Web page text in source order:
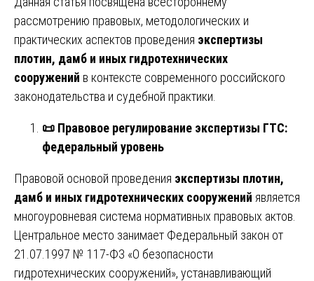
рассмотрению правовых, методологических и
практических аспектов проведения экспертизы
плотин, дамб и иных гидротехнических
сооружений в контексте современного российского
законодательства и судебной практики.
📜 Правовое регулирование экспертизы ГТС:
федеральный уровень
Правовой основой проведения экспертизы плотин,
дамб и иных гидротехнических сооружений является
многоуровневая система нормативных правовых актов.
Центральное место занимает Федеральный закон от
21.07.1997 № 117-ФЗ «О безопасности
гидротехнических сооружений», устанавливающий